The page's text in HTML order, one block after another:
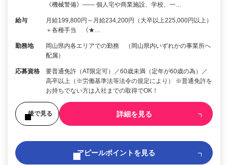
《機械警備》―― 個人宅や商業施設、学校、一…
給与
月給199,800円～月給234,200円（大卒以上225,000円以上）
＋各種手当 《★…
勤務地
岡山県内各エリアでの勤務 （岡山県内いずれかの事業所へ
配属）
応募資格
要普通免許（AT限定可）／60歳未満（定年が60歳の為）／
高卒以上（※労働基準法等法令の規定により） ※普通免許を
お持ちでない方は入社までの取得でOK！
後で見る 詳細を見る
アピールポイントを見る